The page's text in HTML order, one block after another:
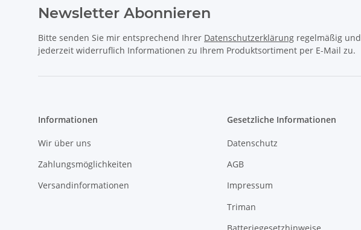
Newsletter Abonnieren
Bitte senden Sie mir entsprechend Ihrer Datenschutzerklärung regelmäßig und
jederzeit widerruflich Informationen zu Ihrem Produktsortiment per E-Mail zu.
Informationen
Wir über uns
Zahlungsmöglichkeiten
Versandinformationen
Gesetzliche Informationen
Datenschutz
AGB
Impressum
Triman